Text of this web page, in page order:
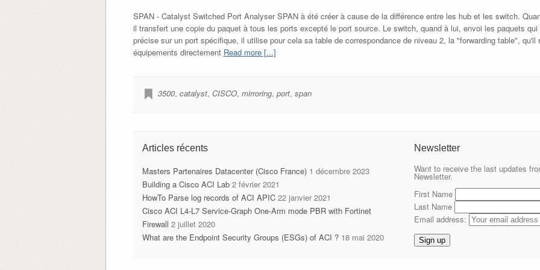
SPAN - Catalyst Switched Port Analyser SPAN à été créer à cause de la différence entre les hub et les switch.
il transfert une copie du paquet à tous les ports excepté le port source. Le switch, quand à lui, envoi les paquets
précise sur un port spécifique, il utilise pour cela sa table de correspondance de niveau 2, la "forwarding table",
équipements directement Read more [...]
3500, catalyst, CISCO, mirroring, port, span
Articles récents
Masters Partenaires Datacenter (Cisco France) 1 décembre 2023
Building a Cisco ACI Lab 2 février 2021
HowTo Parse log records of ACI APIC 22 janvier 2021
Cisco ACI L4-L7 Service-Graph One-Arm mode PBR with Fortinet
Firewall 2 juillet 2020
What are the Endpoint Security Groups (ESGs) of ACI ? 18 mai 2020
Newsletter
Want to receive the last updates
Newsletter.
First Name
Last Name
Email address: